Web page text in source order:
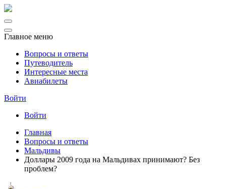
Главное меню
Вопросы и ответы
Путеводитель
Интересные места
Авиабилеты
Войти
Войти
Главная
Вопросы и ответы
Мальдивы
Доллары 2009 года на Мальдивах принимают? Без
проблем?